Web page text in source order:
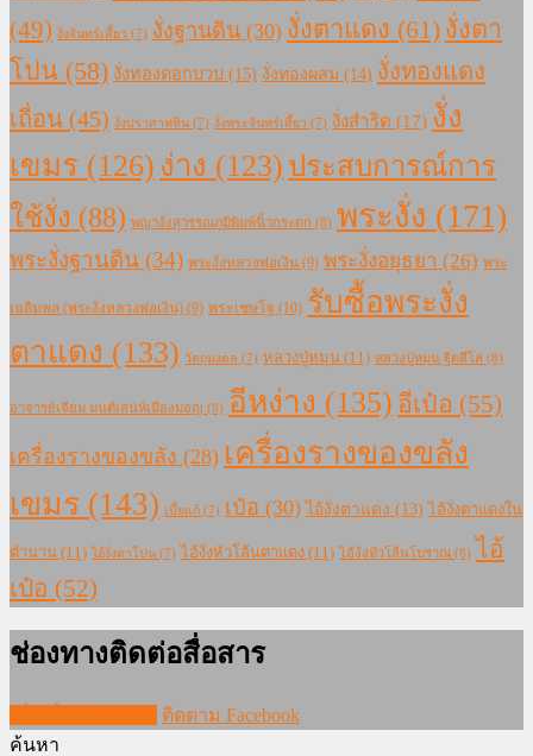
(49) งั่งจันทร์เสี้ยว (7) งั่งฐานดิน (30) งั่งตาแดง (61) งั่งตา
โปน (58) งั่งทองดอกบวบ (15) งั่งทองผสม (14) งั่งทองแดง
เถื่อน (45) งั่งปราสาทหิน (7) งั่งพระจันทร์เสี้ยว (7) งั่งสำริด (17) งั่ง
เขมร (126) ง่าง (123) ประสบการณ์การ
ใช้งั่ง (88) พญางั่งสุวรรณภูมิพิมพ์นิ้วกระดก (8) พระงั่ง (171)
พระงั่งฐานดิน (34) พระงั่งหลวงพ่อเงิน (9) พระงั่งอยุธยา (26) พระ
เฉลิมพล (พระงั่งหลวงพ่อเงิน) (9) พระเชษโฐ (10) รับซื้อพระงั่ง
ตาแดง (133) วัตถุมงคล (7) หลวงปู่หมุน (11) หลวงปู่หมุน ฐิตสีโล (8)
อาจารย์เจียม มนต์เสน่ห์เมืองมอญ (8) อีหง่าง (135) อีเป๋อ (55)
เครื่องรางของขลัง (28) เครื่องรางของขลัง
เขมร (143) เบี้ยแก้ (7) เป๋อ (30) ไอ้งั่งตาแดง (13) ไอ้งั่งตาแดงใน
ตำนาน (11) ไอ้งั่งตาโปน (7) ไอ้งั่งหัวโล้นตาแดง (11) ไอ้งั่งหัวโล้นโบราณ (8) ไอ้
เป๋อ (52)
ช่องทางติดต่อสื่อสาร
ติดตาม Facebook
ค้นหา